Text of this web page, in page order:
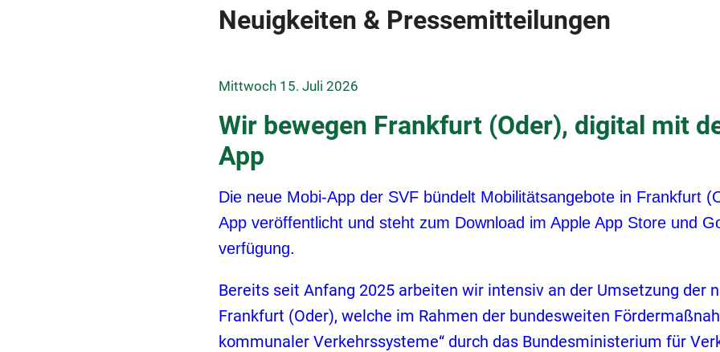
Neuigkeiten & Pressemitteilungen
Mittwoch 15. Juli 2026
Wir bewegen Frankfurt (Oder), digital mit
App
Die neue Mobi-App der SVF bündelt Mobilitätsangebote in Frankfurt
App veröffentlicht und steht zum Download im Apple App Store und
verfügung.
Bereits seit Anfang 2025 arbeiten wir intensiv an der Umsetzung der
Frankfurt (Oder), welche im Rahmen der bundesweiten
kommunaler Verkehrssysteme“ durch das Bundesministerium für